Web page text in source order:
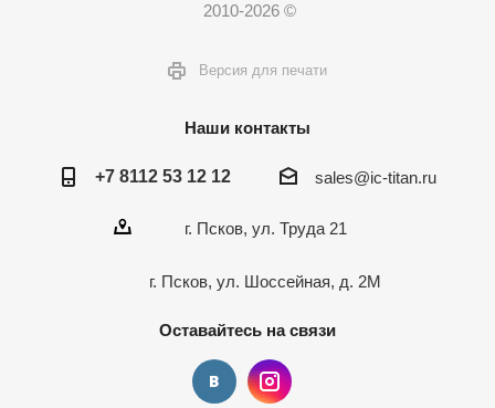
2010-2026 ©
Версия для печати
Наши контакты
+7 8112 53 12 12 sales@ic-titan.ru
г. Псков, ул. Труда 21
г. Псков, ул. Шоссейная, д. 2М
Оставайтесь на связи